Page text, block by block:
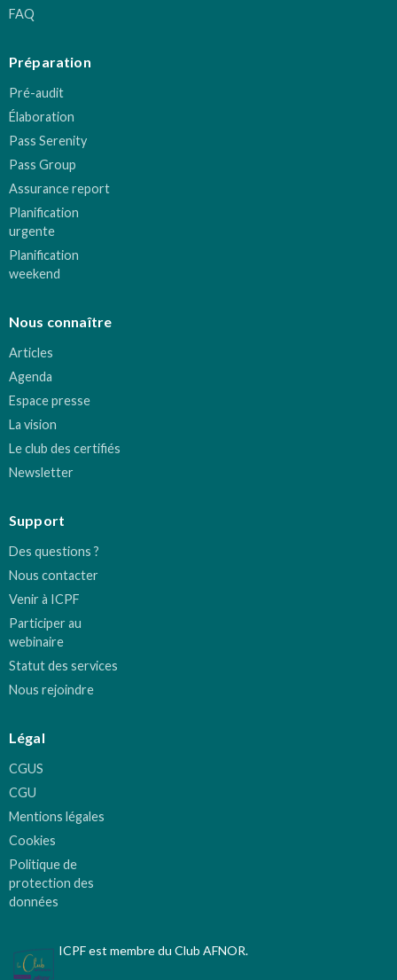
FAQ
Préparation
Pré-audit
Élaboration
Pass Serenity
Pass Group
Assurance report
Planification
urgente
Planification
weekend
Nous connaître
Articles
Agenda
Espace presse
La vision
Le club des certifiés
Newsletter
Support
Des questions ?
Nous contacter
Venir à ICPF
Participer au
webinaire
Statut des services
Nous rejoindre
Légal
CGUS
CGU
Mentions légales
Cookies
Politique de
protection des
données
ICPF est membre du Club AFNOR.